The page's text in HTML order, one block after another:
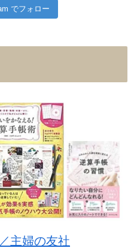
でフォロー
主婦の友社